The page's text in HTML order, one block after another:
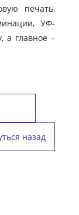
печать,
УФ-
а главное –
назад